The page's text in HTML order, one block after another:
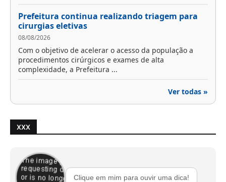
Prefeitura continua realizando triagem para
cirurgias eletivas
08/08/2026
Com o objetivo de acelerar o acesso da população a
procedimentos cirúrgicos e exames de alta
complexidade, a Prefeitura ...
Ver todas »
XXX
Clique em mim para ouvir uma dica!